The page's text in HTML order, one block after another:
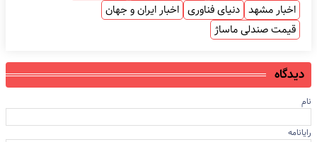
اخبار مشهد دنیای فناوری اخبار ایران و جهان
قیمت صندلی ماساژ
دیدگاه
نام
رایانامه